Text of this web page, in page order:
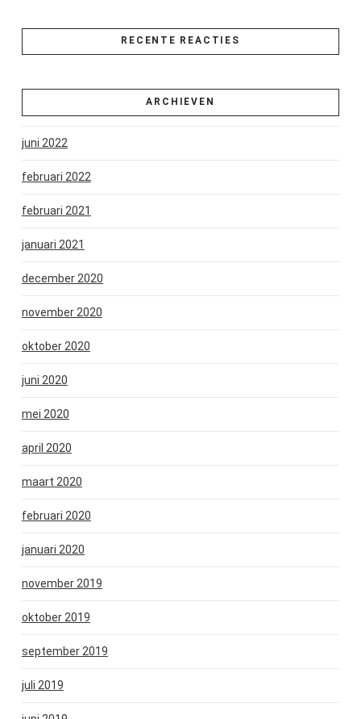
RECENTE REACTIES
ARCHIEVEN
juni 2022
februari 2022
februari 2021
januari 2021
december 2020
november 2020
oktober 2020
juni 2020
mei 2020
april 2020
maart 2020
februari 2020
januari 2020
november 2019
oktober 2019
september 2019
juli 2019